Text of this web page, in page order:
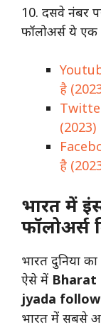
10. दसवे नंबर
फॉलोअर्स ये एक
है
(2023)
है
भारत में
फॉलोअर्स
भारत दुनिया
ऐसे में Bharat
jyada
भारत में सबसे